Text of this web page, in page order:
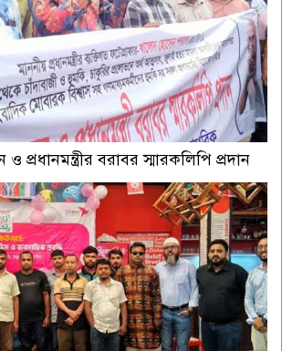
প্রধানমন্ত্রীর বরাবর স্মারকলিপি প্রদান